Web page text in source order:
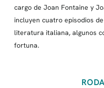
cargo de Joan Fontaine y
incluyen cuatro episodios
literatura italiana, algunos
fortuna.